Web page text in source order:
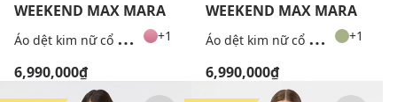
WEEKEND MAX MARA
Á
o dệt kim nữ cổ tròn tay ngắn Wkdtapioca +1
6,990,000₫
WEEKEND MAX MARA
Á
o dệt kim nữ cổ tròn tay ngắn Wkdtapioca +1
6,990,000₫